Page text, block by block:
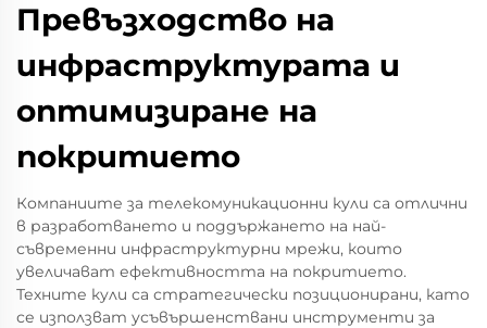
Превъзходство на
инфраструктурата и
оптимизиране на
покритието
Компаниите за телекомуникационни кули са отлични
в разработването и поддържането на най-
съвременни инфраструктурни мрежи, които
увеличават ефективността на покритието.
Техните кули са стратегически позиционирани, като
се използват усъвършенствани инструменти за